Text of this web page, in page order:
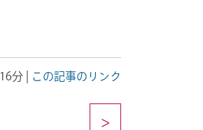
分 | この記事のリンク
>